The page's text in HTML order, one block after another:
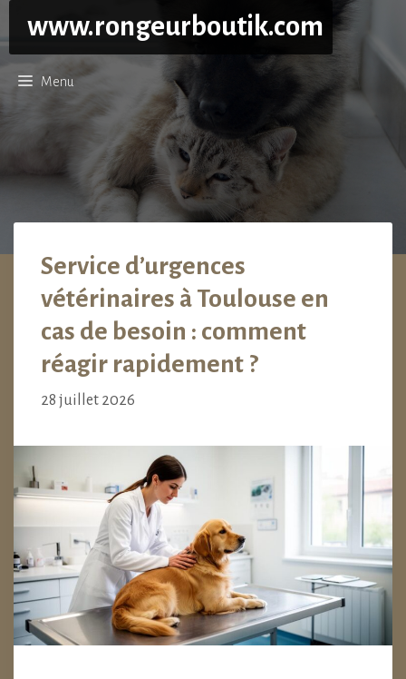
contenu
www.rongeurboutik.com
Menu
Service d’urgences
vétérinaires à Toulouse en
cas de besoin : comment
réagir rapidement ?
28 juillet 2026